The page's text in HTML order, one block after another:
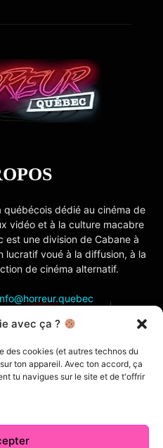
avec ça ?
des cookies (et autres technos du
ton appareil. Avec ton accord, ça
tu navigues sur le site et de t'offrir
québécois dédié au cinéma de
vidéo et à la culture macabre
est une division de Cabane à
lucratif voué à la diffusion, à la
de cinéma alternatif.
NOUS